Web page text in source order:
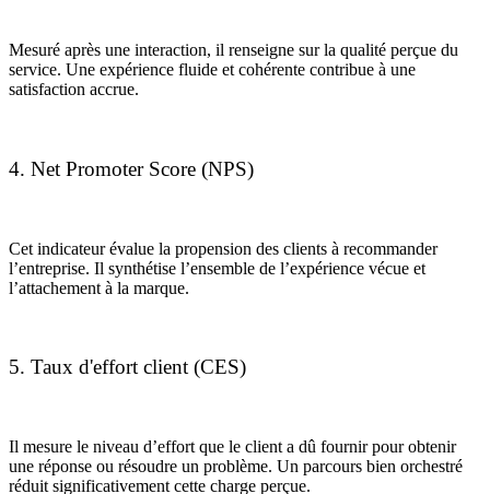
Mesuré après une interaction, il renseigne sur la qualité perçue du
service. Une expérience fluide et cohérente contribue à une
satisfaction accrue.
4. Net Promoter Score (NPS)
Cet indicateur évalue la propension des clients à recommander
l’entreprise. Il synthétise l’ensemble de l’expérience vécue et
l’attachement à la marque.
5. Taux d'effort client (CES)
Il mesure le niveau d’effort que le client a dû fournir pour obtenir
une réponse ou résoudre un problème. Un parcours bien orchestré
réduit significativement cette charge perçue.